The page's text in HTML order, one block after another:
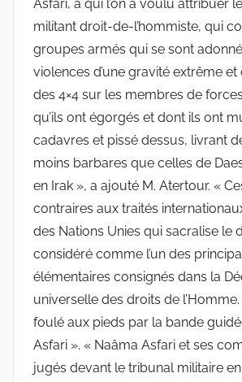
Asfari, à qui l’on a voulu attribuer
militant droit-de-l’hommiste, qui
groupes armés qui se sont
violences d’une gravité extrême
des 4×4 sur les membres de
qu’ils ont égorgés et dont ils ont
cadavres et pissé dessus, livrant
moins barbares que celles de
en Irak », a ajouté M. Atertour. «
contraires aux traités
des Nations Unies qui sacralise le
considéré comme l’un des
élémentaires consignés dans la
universelle des droits de
foulé aux pieds par la bande
Asfari ». « Naâma Asfari et ses
jugés devant le tribunal militaire